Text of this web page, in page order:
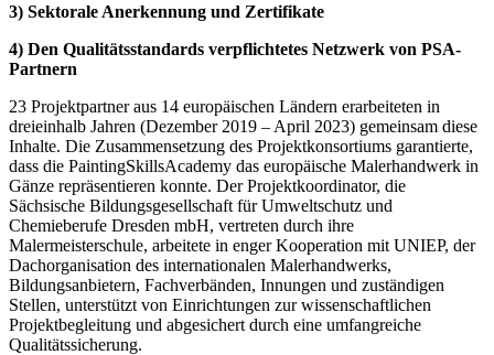
3) Sektorale Anerkennung und Zertifikate
4) Den Qualitätsstandards verpflichtetes Netzwerk von PSA-
Partnern
23 Projektpartner aus 14 europäischen Ländern erarbeiteten in
dreieinhalb Jahren (Dezember 2019 – April 2023) gemeinsam diese
Inhalte. Die Zusammensetzung des Projektkonsortiums garantierte,
dass die PaintingSkillsAcademy das europäische Malerhandwerk in
Gänze repräsentieren konnte. Der Projektkoordinator, die
Sächsische Bildungsgesellschaft für Umweltschutz und
Chemieberufe Dresden mbH, vertreten durch ihre
Malermeisterschule, arbeitete in enger Kooperation mit UNIEP, der
Dachorganisation des internationalen Malerhandwerks,
Bildungsanbietern, Fachverbänden, Innungen und zuständigen
Stellen, unterstützt von Einrichtungen zur wissenschaftlichen
Projektbegleitung und abgesichert durch eine umfangreiche
Qualitätssicherung.